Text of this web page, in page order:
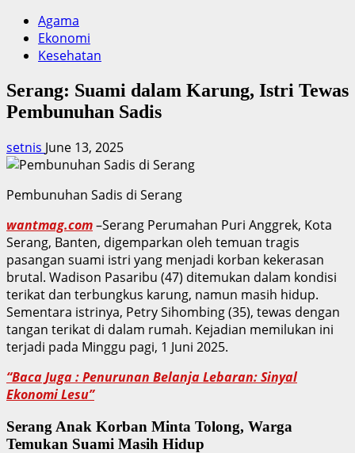
Agama
Ekonomi
Kesehatan
Serang: Suami dalam Karung, Istri Tewas
Pembunuhan Sadis
setnis June 13, 2025
Pembunuhan Sadis di Serang
wantmag.com–Serang Perumahan Puri Anggrek, Kota
Serang, Banten, digemparkan oleh temuan tragis
pasangan suami istri yang menjadi korban kekerasan
brutal. Wadison Pasaribu (47) ditemukan dalam kondisi
terikat dan terbungkus karung, namun masih hidup.
Sementara istrinya, Petry Sihombing (35), tewas dengan
tangan terikat di dalam rumah. Kejadian memilukan ini
terjadi pada Minggu pagi, 1 Juni 2025.
“Baca Juga : Penurunan Belanja Lebaran: Sinyal
Ekonomi Lesu”
Serang Anak Korban Minta Tolong, Warga
Temukan Suami Masih Hidup